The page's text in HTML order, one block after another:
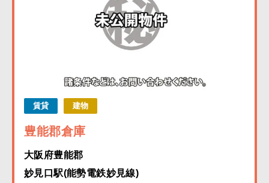
賃貸 建物
豊能郡倉庫
大阪府豊能郡
妙見口駅(能勢電鉄妙見線)